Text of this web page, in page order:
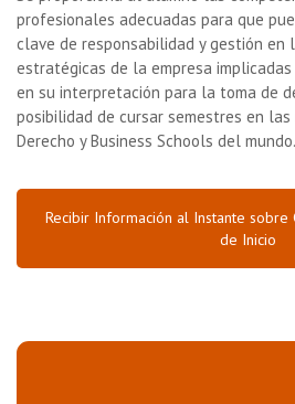
profesionales adecuadas para que
clave de responsabilidad y gestión en
estratégicas de la empresa
en su interpretación para la toma de
posibilidad de cursar semestres en
Derecho y Business Schools del mundo.
Recibir Información al Instante sobre
de Inicio